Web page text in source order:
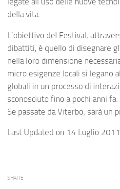
della vita.
L’obiettivo del Festival,
dibattiti, è quello di disegnare
nella loro dimensione
micro esigenze locali si legano
globali in un processo di
sconosciuto fino a pochi anni fa.
Se passate da Viterbo, sarà un
Last Updated on 14 Luglio
SHARE